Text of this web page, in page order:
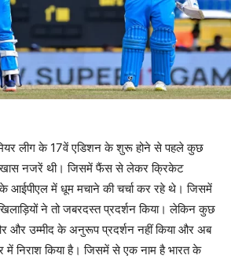
लीग के 17वें एडिशन के शुरू होने से पहले कुछ
खास नजरें थी। जिसमें फैंस से लेकर क्रिकेट
आईपीएल में धूम मचाने की चर्चा कर रहे थे। जिसमें
ने तो जबरदस्त प्रदर्शन किया। लेकिन कुछ
और उम्मीद के अनुरूप प्रदर्शन नहीं किया और अब
किया है। जिसमें से एक नाम है भारत के